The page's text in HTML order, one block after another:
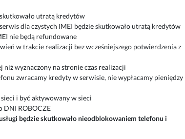
utratą kredytów
dla czystych IMEI będzie skutkowało utratą kredytów
nie będą refundowane
w trakcie realizacji bez wcześniejszego potwierdzenia z
wyznaczony na stronie czas realizacji
zwracamy kredyty w serwisie, nie wypłacamy pieniędzy
i być aktywowany w sieci
DNI ROBOCZE
będzie skutkowało nieodblokowaniem telefonu i